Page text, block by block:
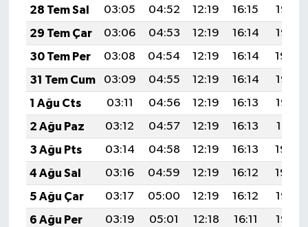
28 Tem Sal
03:05 04:52 12:19 16:15
19:36
29 Tem Çar
03:06 04:53 12:19 16:14
19:35
30 Tem Per
03:08 04:54 12:19 16:14
19:34
31 Tem Cum
03:09 04:55 12:19 16:14
19:33
1 Ağu Cts
03:11 04:56 12:19 16:13
19:32
2 Ağu Paz
03:12 04:57 12:19 16:13
19:31
3 Ağu Pts
03:14 04:58 12:19 16:13
19:30
4 Ağu Sal
03:16 04:59 12:19 16:12
19:29
5 Ağu Çar
03:17 05:00 12:19 16:12
19:27
6 Ağu Per
03:19 05:01 12:18 16:11
19:26